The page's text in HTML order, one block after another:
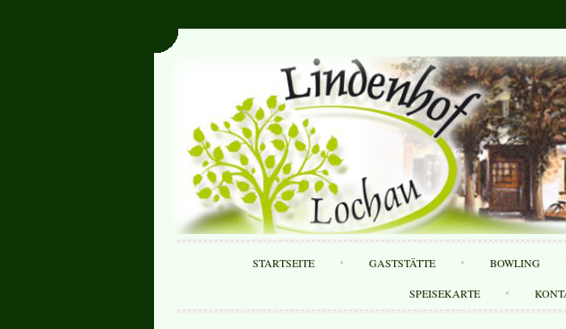
STARTSEITE GASTSTÄTTE BOWLING
SPEISEKARTE